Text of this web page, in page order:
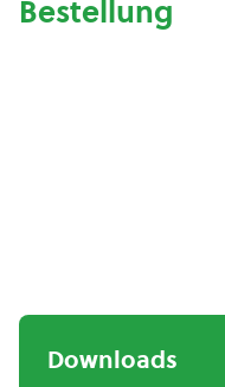
Bestellung
Downloads